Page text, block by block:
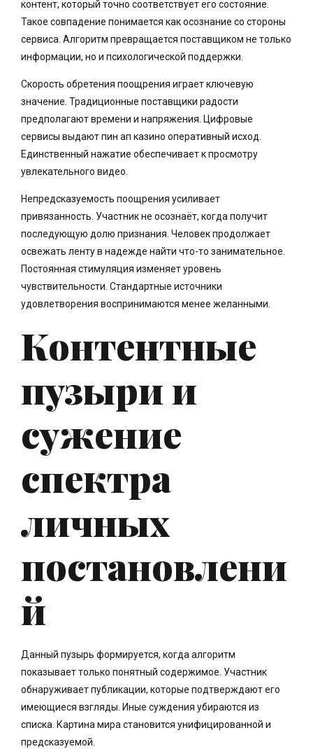
контент, который точно соответствует его состояние.
Такое совпадение понимается как осознание со стороны
сервиса. Алгоритм превращается поставщиком не только
информации, но и психологической поддержки.
Скорость обретения поощрения играет ключевую
значение. Традиционные поставщики радости
предполагают времени и напряжения. Цифровые
сервисы выдают пин ап казино оперативный исход.
Единственный нажатие обеспечивает к просмотру
увлекательного видео.
Непредсказуемость поощрения усиливает
привязанность. Участник не осознаёт, когда получит
последующую долю признания. Человек продолжает
освежать ленту в надежде найти что-то занимательное.
Постоянная стимуляция изменяет уровень
чувствительности. Стандартные источники
удовлетворения воспринимаются менее желанными.
Контентные
пузыри и
сужение
спектра
личных
постановлени
й
Данный пузырь формируется, когда алгоритм
показывает только понятный содержимое. Участник
обнаруживает публикации, которые подтверждают его
имеющиеся взгляды. Иные суждения убираются из
списка. Картина мира становится унифицированной и
предсказуемой.